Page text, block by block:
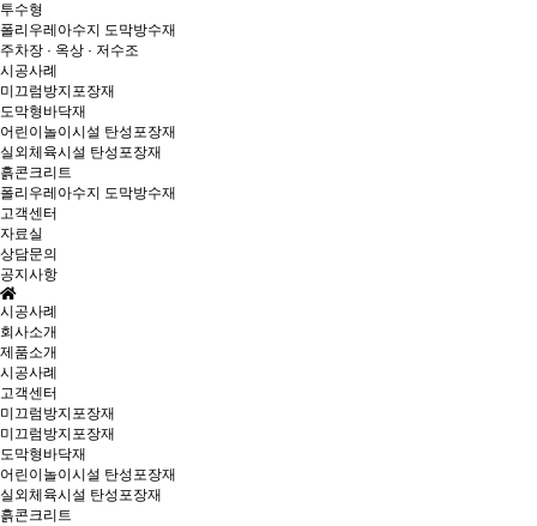
투수형
폴리우레아수지 도막방수재
주차장 · 옥상 · 저수조
시공사례
미끄럼방지포장재
도막형바닥재
어린이놀이시설 탄성포장재
실외체육시설 탄성포장재
흙콘크리트
폴리우레아수지 도막방수재
고객센터
자료실
상담문의
공지사항
시공사례
회사소개
제품소개
시공사례
고객센터
미끄럼방지포장재
미끄럼방지포장재
도막형바닥재
어린이놀이시설 탄성포장재
실외체육시설 탄성포장재
흙콘크리트